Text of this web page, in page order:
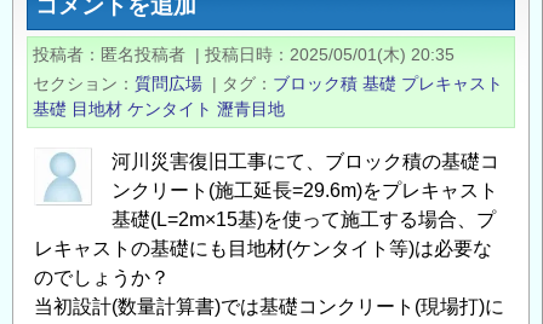
ず
コメントを追加
投稿者 匿名投稿者 | 投稿日時
2025/05/01(木) 20:35
セクション
質問広場 | タグ ブロック積 基礎 プレキャスト
基礎 目地材 ケンタイト 瀝青目地
河川災害復旧工事にて、ブロック積の基礎コ
ンクリート(施工延長=29.6m)をプレキャスト
基礎(L=2m×15基)を使って施工する場合、プ
レキャストの基礎にも目地材(ケンタイト等)は必要な
のでしょうか？
当初設計(数量計算書)では基礎コンクリート(現場打)に